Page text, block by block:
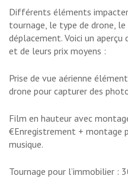
Différents éléments
tournage, le type de drone,
déplacement. Voici un
et de leurs prix moyens :
Prise de vue aérienne
drone pour capturer des
Film en hauteur avec
€Enregistrement +
musique.
Tournage pour l’immobilier :